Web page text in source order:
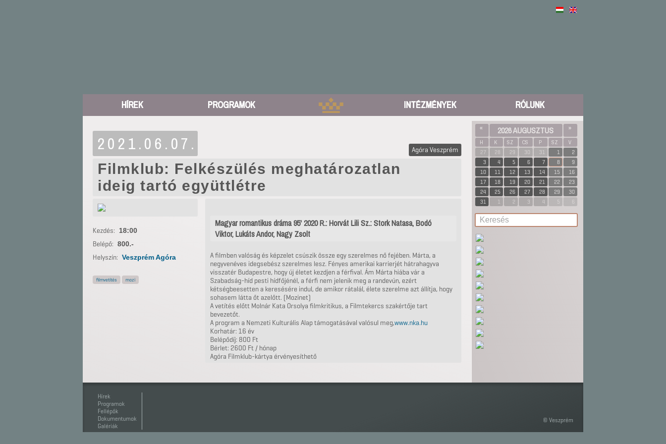
HÍREK PROGRAMOK INTÉZMÉNYEK RÓLUNK
2021.06.07. Agóra Veszprém
Filmklub: Felkészülés meghatározatlan
ideig tartó együttlétre
Magyar romantikus dráma 95' 2020 R.: Horvát Lili Sz.: Stork Natasa, Bodó
Viktor, Lukáts Andor, Nagy Zsolt
A filmben valóság és képzelet csúszik össze egy szerelmes nő fejében. Márta, a
negyvenéves idegsebész szerelmes lesz. Fényes amerikai karrierjét hátrahagyva
visszatér Budapestre, hogy új életet kezdjen a férfival. Ám Márta hiába vár a
Szabadság-híd pesti hídfőjénél, a férfi nem jelenik meg a randevún, ezért
kétségbeesetten a keresésére indul, de amikor rátalál, élete szerelme azt állítja, hogy
sohasem látta őt azelőtt. (Mozinet)
A vetítés előtt Molnár Kata Orsolya filmkritikus, a Filmtekercs szakértője tart
bevezetőt.
A program a Nemzeti Kulturális Alap támogatásával valósul meg,www.nka.hu
Korhatár: 16 év
Belépődíj: 800 Ft
Bérlet: 2600 Ft / hónap
Agóra Filmklub-kártya érvényesíthető
Kezdés: 18:00
Belépő: 800.-
Helyszín: Veszprém Agóra
filmvetítés mozi
« 2026 AUGUSZTUS »
H K SZ CS P SZ
V
27
28 29 30 31 1
2
3
4 5 6 7 8
9
10
11 12 13 14 15
16
17
18 19 20 21 22
23
24
25 26 27 28 29
30
31
1 2 3 4 5 6
Hírek
Programok
Fellépők
Dokumentumok
Galériák
© Veszprém